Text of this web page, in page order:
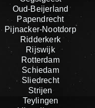
Oud-Beijerland
Papendrecht
Pijnacker-Nootdorp
Ridderkerk
Rijswijk
Rotterdam
Schiedam
Sliedrecht
Strijen
Teylingen